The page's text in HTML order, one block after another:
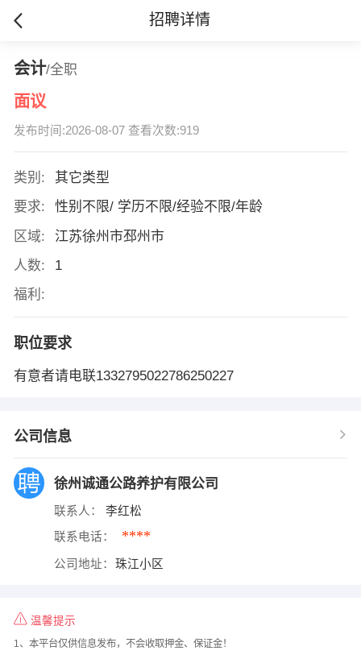
招聘详情
会计/全职
面议
发布时间:2026-08-07 查看次数:919
类别:
其它类型
要求:
性别不限/ 学历不限/经验不限/年龄
区域:
江苏徐州市邳州市
人数:
1
福利:
职位要求
有意者请电联1332795022786250227
公司信息
徐州诚通公路养护有限公司
联系人： 李红松
联系电话： ****
公司地址： 珠江小区
温馨提示
1、本平台仅供信息发布，不会收取押金、保证金！